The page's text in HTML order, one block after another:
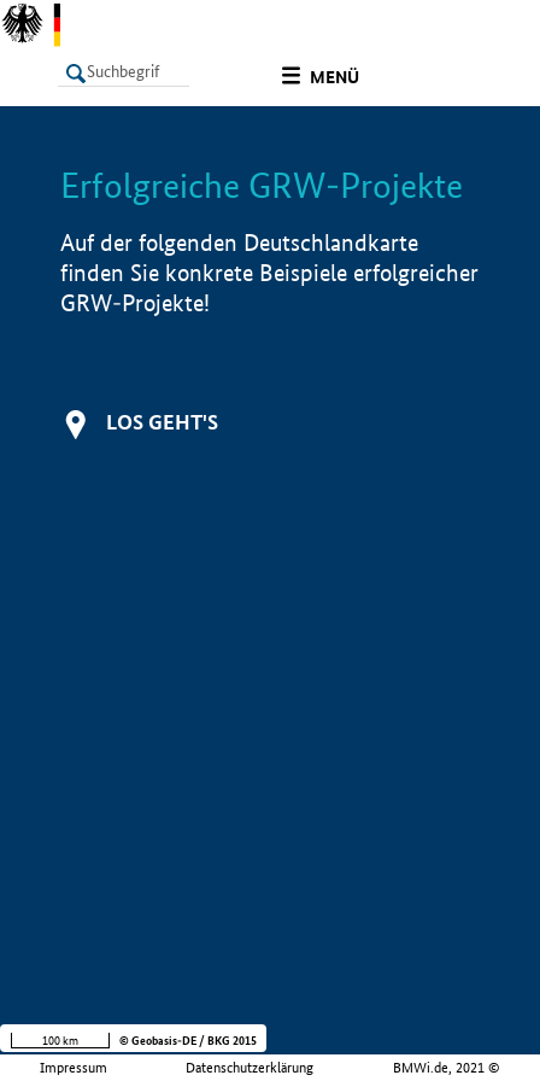
MENÜ
LISTE Info
Erfolgreiche GRW-Projekte
Auf der folgenden Deutschlandkarte
finden Sie konkrete Beispiele erfolgreicher
GRW-Projekte!
LOS GEHT'S
Impressum Datenschutzerklärung BMWi.de, 2021 ©
100 km © Geobasis-DE / BKG 2015